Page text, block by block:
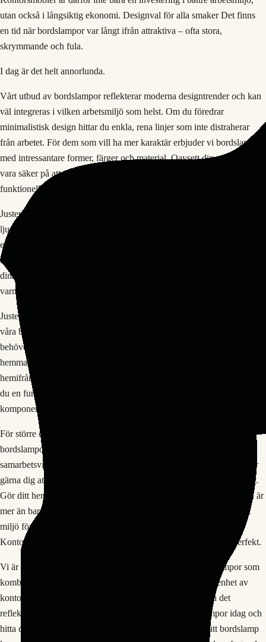
utan också i långsiktig ekonomi. Designval för alla smaker Det finns
en tid när bordslampor var långt ifrån attraktiva – ofta stora,
skrymmande och fula.
I dag är det helt annorlunda.
Vårt utbud av bordslampor reflekterar moderna designtrender och kan
väl integreras i vilken arbetsmiljö som helst. Om du föredrar
minimalistisk design hittar du enkla, rena linjer som inte distraherar
från arbetet. För dem som vill ha mer karaktär erbjuder vi bordslampor
med intressantare former, färger och material. Oavsett din stil kan du
vara säker på att du hittar en bordslamp som passar både dina
funktionella behov och dina estetiska preferenser.
Justerbarhet och flexibilitet Olika arbetsuppgifter kräver olika
ljusstyrka. En programmerare behöver kanske annorlunda belysning än
en som arbetar med design eller text. Många av våra bordslampor
erbjuder justerbar ljusstyrka så att du kan anpassa belysningen efter
dina behov. Några modeller erbjuder även olika färgtemperaturer –
varmare ljus för motsökning och kyligare ljus för aktivare arbete.
Justerbar arm eller huvud är en annan viktig funktion som många av
våra bordslampor har. Detta gör det möjligt att rikta ljuset exakt dit du
behöver det, oavsett hur du sitter eller vad du gör. Val för
hemmakontor och professionella miljöer Oavsett om du jobbar
hemifrån några dagar i veckan eller är fulltidspendlare hemma, behöver
du en fungerande arbetsstation. En bra bordslamp är en grundläggande
komponent.
För större organisationer som vill möblera hela kontor med
bordslampor erbjuder vi också volymrabatter och fasta
samarbetsvillkor. Vi förstår att varje arbetsplats är unik, och vi hjälper
gärna dig att hitta den perfekta bordslampan för dina specifika behov.
Gör ditt hemmakontor eller arbetsplats komplett En bra arbetsstation är
mer än bara ett skrivbord och en stol – det handlar om att skapa rätt
miljö för fokus och produktivitet. En bordslamp från Smålands
Kontorsmöbler är det sista pusselbiten som gör din arbetsplats perfekt.
Vi är stolta över att erbjuda ett noggrant urval av 13 bordslampor som
kombinerar funktion, design och hållbarhet. Med vår erfarenhet av
kontorsmöbler och inredning vet vi vad som fungerar, och det
reflekteras i vårt utbud. Utforska vår samling av bordslampor idag och
hitta den perfekta belysningen för din arbetsplats. Med rätt bordslamp